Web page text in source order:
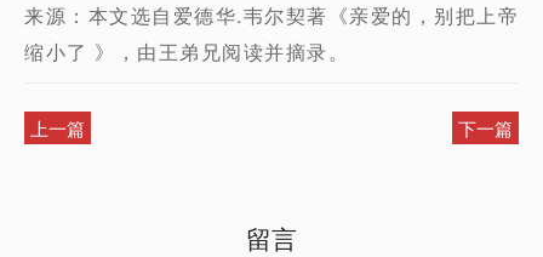
来源：本文选自爱德华.韦尔契著《亲爱的，别把上帝
缩小了 》，由王弟兄阅读并摘录。
上一篇 下一篇
留言